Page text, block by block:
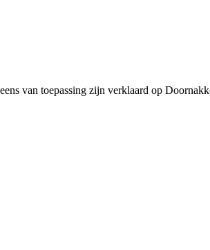
van toepassing zijn verklaard op